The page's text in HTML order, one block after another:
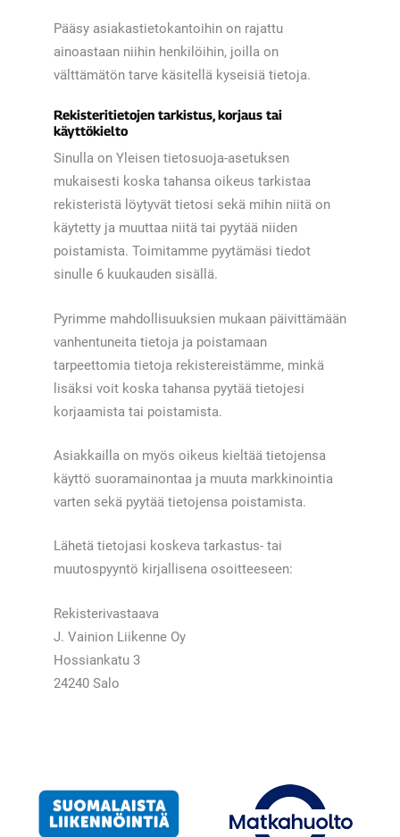
Pääsy asiakastietokantoihin on rajattu
ainoastaan niihin henkilöihin, joilla on
välttämätön tarve käsitellä kyseisiä tietoja.
Rekisteritietojen tarkistus, korjaus tai
käyttökielto
Sinulla on Yleisen tietosuoja-asetuksen
mukaisesti koska tahansa oikeus tarkistaa
rekisteristä löytyvät tietosi sekä mihin niitä on
käytetty ja muuttaa niitä tai pyytää niiden
poistamista. Toimitamme pyytämäsi tiedot
sinulle 6 kuukauden sisällä.
Pyrimme mahdollisuuksien mukaan päivittämään
vanhentuneita tietoja ja poistamaan
tarpeettomia tietoja rekistereistämme, minkä
lisäksi voit koska tahansa pyytää tietojesi
korjaamista tai poistamista.
Asiakkailla on myös oikeus kieltää tietojensa
käyttö suoramainontaa ja muuta markkinointia
varten sekä pyytää tietojensa poistamista.
Lähetä tietojasi koskeva tarkastus- tai
muutospyyntö kirjallisena osoitteeseen:
Rekisterivastaava
J. Vainion Liikenne Oy
Hossiankatu 3
24240 Salo